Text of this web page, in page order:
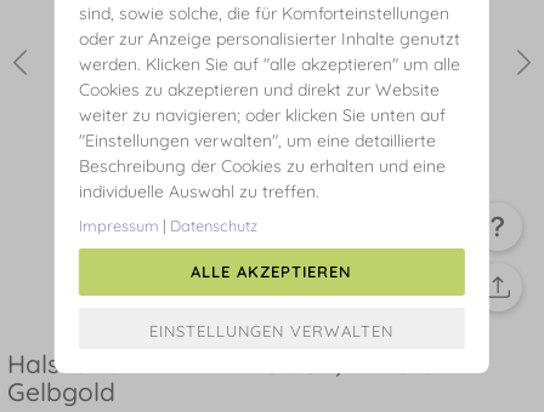
Halskette ETERNAL TOUCH, 14 Karat
Gelbgold
sind, sowie solche, die für Komforteinstellungen
oder zur Anzeige personalisierter Inhalte genutzt
werden. Klicken Sie auf "alle akzeptieren" um alle
Cookies zu akzeptieren und direkt zur Website
weiter zu navigieren; oder klicken Sie unten auf
"Einstellungen verwalten", um eine detaillierte
Beschreibung der Cookies zu erhalten und eine
individuelle Auswahl zu treffen.
Impressum | Datenschutz
ALLE AKZEPTIEREN